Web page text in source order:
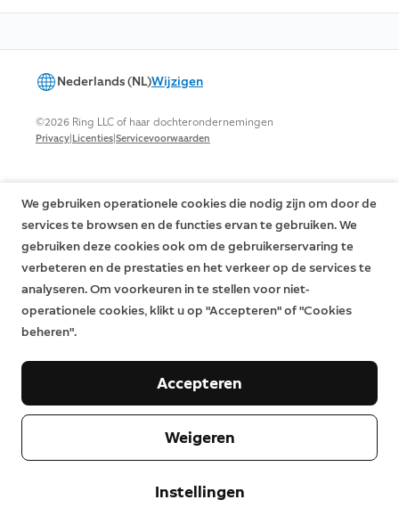
Nederlands (NL)Wijzigen
©2026 Ring LLC of haar dochterondernemingen
Privacy|Licenties|Servicevoorwaarden
We gebruiken operationele cookies die nodig zijn om door de
services te browsen en de functies ervan te gebruiken. We
gebruiken deze cookies ook om de gebruikerservaring te
verbeteren en de prestaties en het verkeer op de services te
analyseren. Om voorkeuren in te stellen voor niet-
operationele cookies, klikt u op "Accepteren" of "Cookies
beheren".
Instellingen
Weigeren
Accepteren